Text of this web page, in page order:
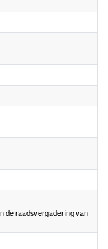
de raadsvergadering van